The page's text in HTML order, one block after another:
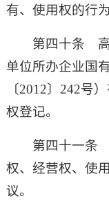
有、使用权的行为
第四十条 高
单位所办企业国
〔2012〕 242号
权登记。
第四十一条
权、经营权、使
议。